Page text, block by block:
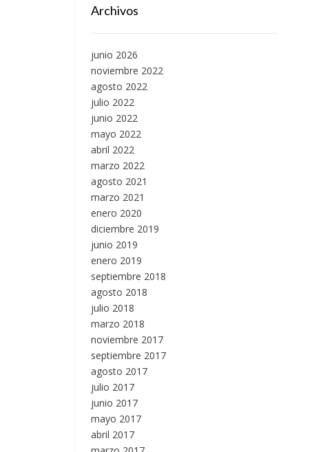
Archivos
junio 2026
noviembre 2022
agosto 2022
julio 2022
junio 2022
mayo 2022
abril 2022
marzo 2022
agosto 2021
marzo 2021
enero 2020
diciembre 2019
junio 2019
enero 2019
septiembre 2018
agosto 2018
julio 2018
marzo 2018
noviembre 2017
septiembre 2017
agosto 2017
julio 2017
junio 2017
mayo 2017
abril 2017